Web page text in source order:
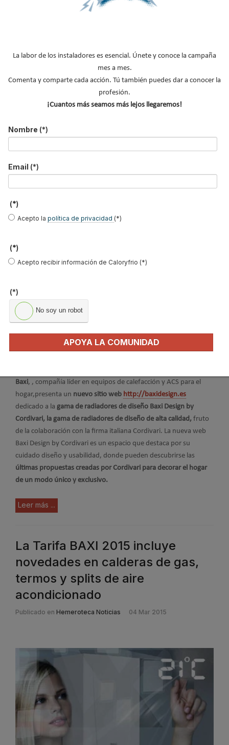
Baxi, compañía líder en equipos de calefacción y ACS para el
hogar y el sector terciario, es una de las empresas que ha
impulsado la celebración del “II Congreso de Eficiencia Energética
y Sostenibilidad en el Sector Turístico”, celebrado en el Centro de
Convenciones Internacional de Barcelona (CCIB) entre los días 10
Baxi presenta nueva web con la
gama de radiadores de diseño
Baxi Design by Cordivari
Baxi, , compañía líder en equipos de calefacción y ACS para el
hogar,presenta un nuevo sitio web http://baxidesign.es
dedicado a la gama de radiadores de diseño Baxi Design by
Cordivari, la gama de radiadores de diseño de alta calidad, fruto
de la colaboración con la firma italiana Cordivari. La nueva web
Baxi Design by Cordivari es un espacio que destaca por su
cuidado diseño y usabilidad, donde pueden descubrirse las
últimas propuestas creadas por Cordivari para decorar el hogar
de un modo único y exclusivo.
Leer más ...
La Tarifa BAXI 2015 incluye
novedades en calderas de gas,
termos y splits de aire
acondicionado
Publicado en Hemeroteca Noticias 04 Mar 2015
La labor de los instaladores es esencial. Únete y conoce la campaña
mes a mes.
Comenta y comparte cada acción. Tú también puedes dar a conocer la
profesión.
¡Cuantos más seamos más lejos llegaremos!
Nombre (*)
Email (*)
(*)
Acepto la política de privacidad (*)
(*)
Acepto recibir información de Caloryfrio (*)
(*)
No soy un robot
APOYA LA COMUNIDAD